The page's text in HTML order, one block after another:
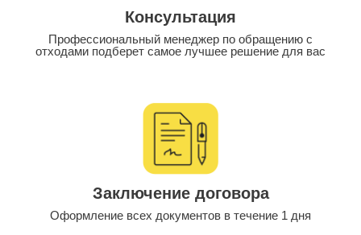
Консультация
Профессиональный менеджер по обращению с
отходами подберет самое лучшее решение для вас
Заключение договора
Оформление всех документов в течение 1 дня